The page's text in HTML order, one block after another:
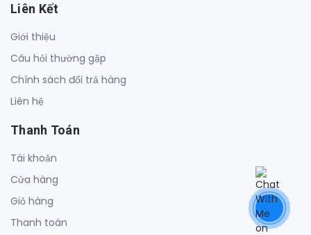
Liên Kết
Giới thiệu
Câu hỏi thường gặp
Chính sách đổi trả hàng
Liên hệ
Thanh Toán
Tài khoản
Cửa hàng
Giỏ hàng
Thanh toán